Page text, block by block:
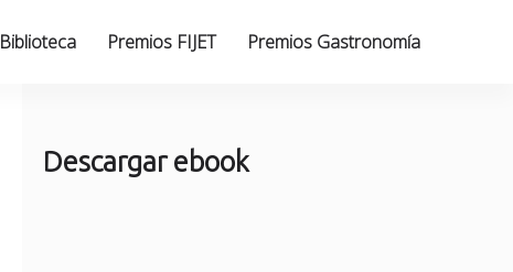
Biblioteca Premios FIJET Premios Gastronomía
Descargar ebook